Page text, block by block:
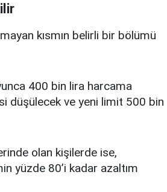
kısmın belirli bir bölümü
400 bin lira harcama
düşülecek ve yeni limit 500 bin
olan kişilerde ise,
yüzde 80’i kadar azaltım